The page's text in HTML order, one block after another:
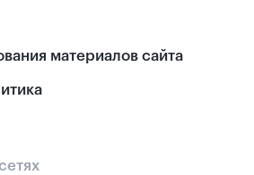
материалов сайта